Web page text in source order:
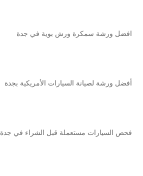
افضل ورشة سمكرة ورش بوية في جدة
أفضل ورشة لصيانة السيارات الأمريكية بجدة
فحص السيارات مستعملة قبل الشراء في جدة